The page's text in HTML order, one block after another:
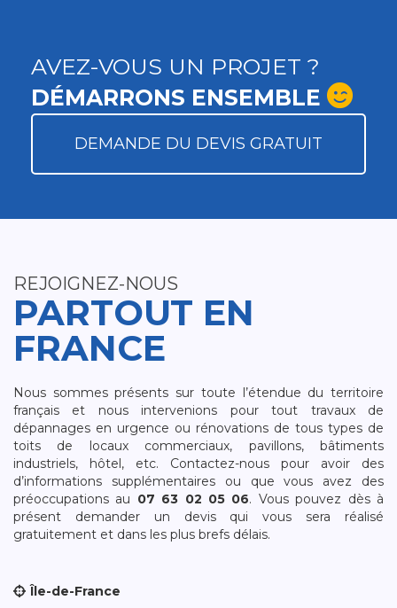
AVEZ-VOUS UN PROJET ?
DÉMARRONS ENSEMBLE
DEMANDE DU DEVIS GRATUIT
REJOIGNEZ-NOUS
PARTOUT EN
FRANCE
Nous sommes présents sur toute l’étendue du territoire
français et nous intervenions pour tout travaux de
dépannages en urgence ou rénovations de tous types de
toits de locaux commerciaux, pavillons, bâtiments
industriels, hôtel, etc. Contactez-nous pour avoir des
d’informations supplémentaires ou que vous avez des
préoccupations au 07 63 02 05 06. Vous pouvez dès à
présent demander un devis qui vous sera réalisé
gratuitement et dans les plus brefs délais.
Île-de-France